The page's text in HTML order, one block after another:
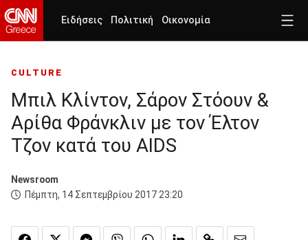
Ειδήσεις Πολιτική Οικονομία
CULTURE
Μπιλ Κλίντον, Σάρον Στόουν &
Αρίθα Φράνκλιν με τον Έλτον
Τζον κατά του AIDS
Newsroom
Πέμπτη, 14 Σεπτεμβρίου 2017 23:20